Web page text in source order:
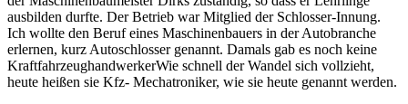
ausbilden durfte. Der Betrieb war Mitglied der Schlosser-Innung.
Ich wollte den Beruf eines Maschinenbauers in der Autobranche
erlernen, kurz Autoschlosser genannt. Damals gab es noch keine
KraftfahrzeughandwerkerWie schnell der Wandel sich vollzieht,
heute heißen sie Kfz- Mechatroniker, wie sie heute genannt werden.